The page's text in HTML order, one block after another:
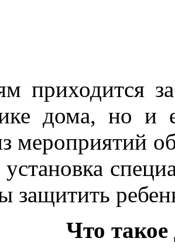
приходится
дома, но и
мероприятий
установка
защитить
Что такое